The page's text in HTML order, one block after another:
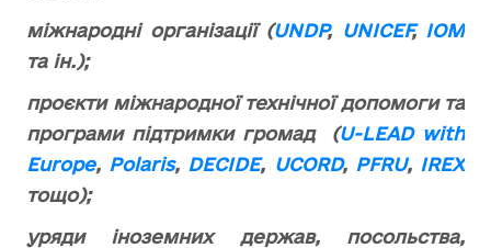
міжнародні організації (UNDP, UNICEF, IOM
та ін.);
проєкти міжнародної технічної допомоги та
програми підтримки громад (U-LEAD with
Europe, Polaris, DECIDE, UCORD, PFRU, IREX
тощо);
уряди іноземних держав, посольства,